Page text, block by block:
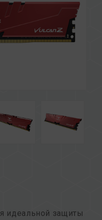
идеальной защиты